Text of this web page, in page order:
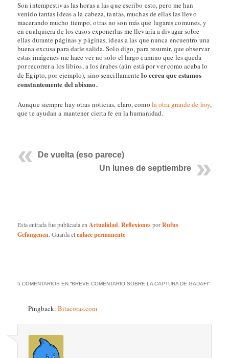
Son intempestivas las horas a las que escribo esto, pero me han
venido tantas ideas a la cabeza, tantas, muchas de ellas las llevo
macerando mucho tiempo, otras no son más que lugares comunes, y
en cualquiera de los casos exponerlas me llevaría a divagar sobre
ellas durante páginas y páginas, ideas a las que nunca encuentro una
buena excusa para darle salida. Solo digo, para resumir, que observar
estas imágenes me hace ver no solo el largo camino que les queda
por recorrer a los libios, a los árabes (aún está por ver como acaba lo
de Egipto, por ejemplo), sino sencillamentelo cerca que estamos
constantemente del abismo.
Aunque siempre hay otras noticias, claro, como la otra grande de hoy,
que te ayudan a mantener cierta fe en la humanidad.
De vuelta (eso parece)
Un lunes de septiembre
Esta entrada fue publicada en Actualidad ,ReflexionesporRufus
Gefangenen. Guarda elenlace permanente.
5 COMENTARIOS EN “BREVE COMENTARIO SOBRE LA CAPTURA DE GADAFI”
Pingback:Bitacoras.com